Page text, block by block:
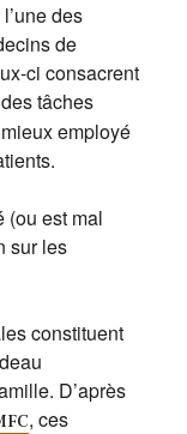
des
de
ci consacrent
tâches
employé
(ou est mal
sur les
constituent
D’après
, ces